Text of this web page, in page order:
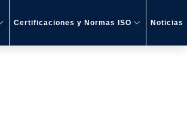
Certificaciones y Normas ISO Noticias